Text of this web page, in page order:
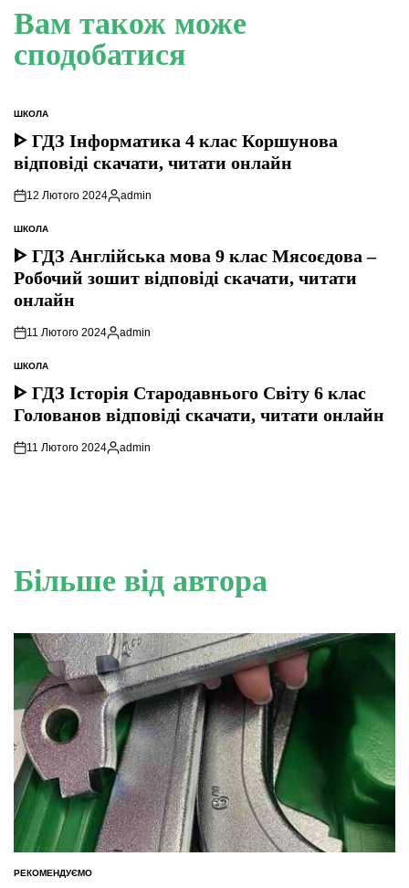
Вам також може
сподобатися
ОПУБЛІКУВАТИ
У
ШКОЛА
ᐈ ГДЗ Інформатика 4 клас Коршунова
відповіді скачати, читати онлайн
12 Лютого 2024
Опубліковано
admin
ОПУБЛІКУВАТИ
У
ШКОЛА
ᐈ ГДЗ Англійська мова 9 клас Мясоєдова –
Робочий зошит відповіді скачати, читати
онлайн
11 Лютого 2024
Опубліковано
admin
ОПУБЛІКУВАТИ
У
ШКОЛА
ᐈ ГДЗ Історія Стародавнього Свiту 6 клас
Голованов відповіді скачати, читати онлайн
11 Лютого 2024
Опубліковано
admin
Більше від автора
ОПУБЛІКУВАТИ
РЕКОМЕНДУЄМО